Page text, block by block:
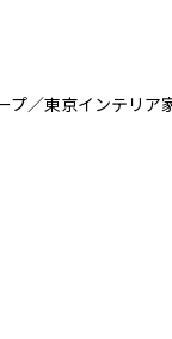
／東京インテリア